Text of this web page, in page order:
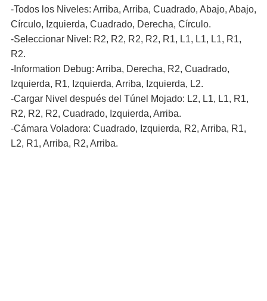
-Todos los Niveles: Arriba, Arriba, Cuadrado, Abajo, Abajo,
Círculo, Izquierda, Cuadrado, Derecha, Círculo.
-Seleccionar Nivel: R2, R2, R2, R2, R1, L1, L1, L1, R1,
R2.
-Information Debug: Arriba, Derecha, R2, Cuadrado,
Izquierda, R1, Izquierda, Arriba, Izquierda, L2.
-Cargar Nivel después del Túnel Mojado: L2, L1, L1, R1,
R2, R2, R2, Cuadrado, Izquierda, Arriba.
-Cámara Voladora: Cuadrado, Izquierda, R2, Arriba, R1,
L2, R1, Arriba, R2, Arriba.